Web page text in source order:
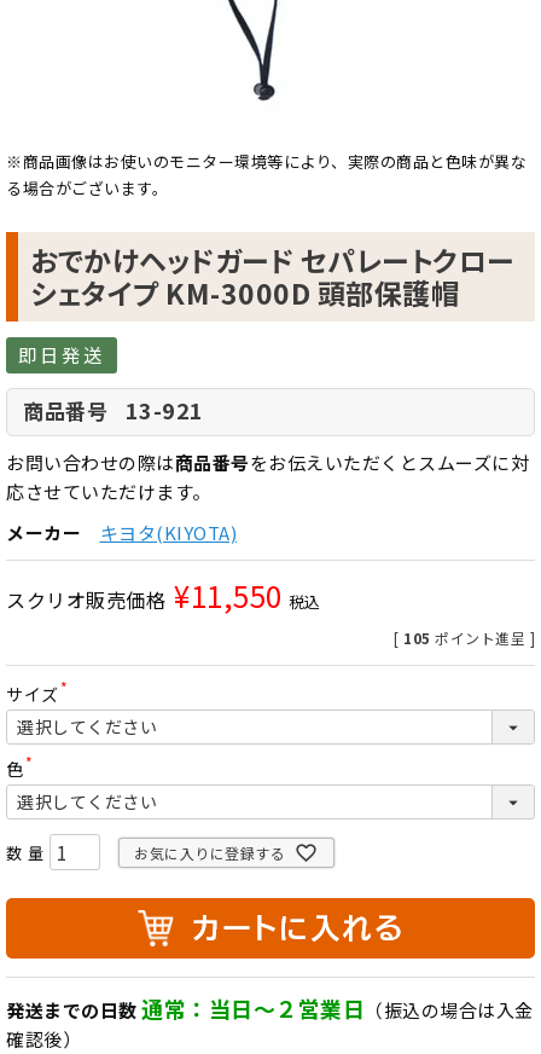
※商品画像はお使いのモニター環境等により、実際の商品と色味が異な
る場合がございます。
おでかけヘッドガード セパレートクロー
シェタイプ KM-3000D 頭部保護帽
即日発送
商品番号 13-921
お問い合わせの際は商品番号をお伝えいただくとスムーズに対
応させていただけます。
メーカー
キヨタ(KIYOTA)
スクリオ販売価格 ¥11,550 税込
[ 105 ポイント進呈 ]
サイズ
(
必
須
色
(
必
須
)
お気に入りに登録する
発送までの日数通常：当日～２営業日 （振込の場合は入金
確認後）